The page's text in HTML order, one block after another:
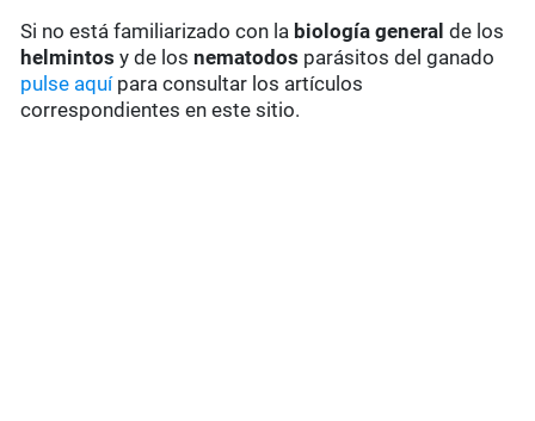
Si no está familiarizado con la biología generalde los
helmintos y de losnematodos parásitos del ganado
pulse aquípara consultar los artículos
correspondientes en este sitio.